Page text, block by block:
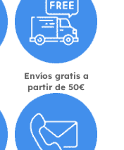
Envíos gratis a
partir de 50€